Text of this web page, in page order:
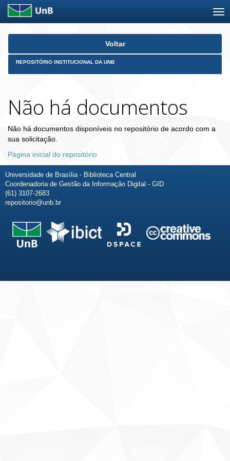
Skip
Voltar
REPOSITÓRIO INSTITUCIONAL DA UNB
Não há documentos
Não há documentos disponíveis no repositório de acordo com a
sua solicitação.
Página inicial do repositório
Universidade de Brasília - Biblioteca Central
Coordenadoria de Gestão da Informação Digital - GID
(61) 3107-2683
repositorio@unb.br